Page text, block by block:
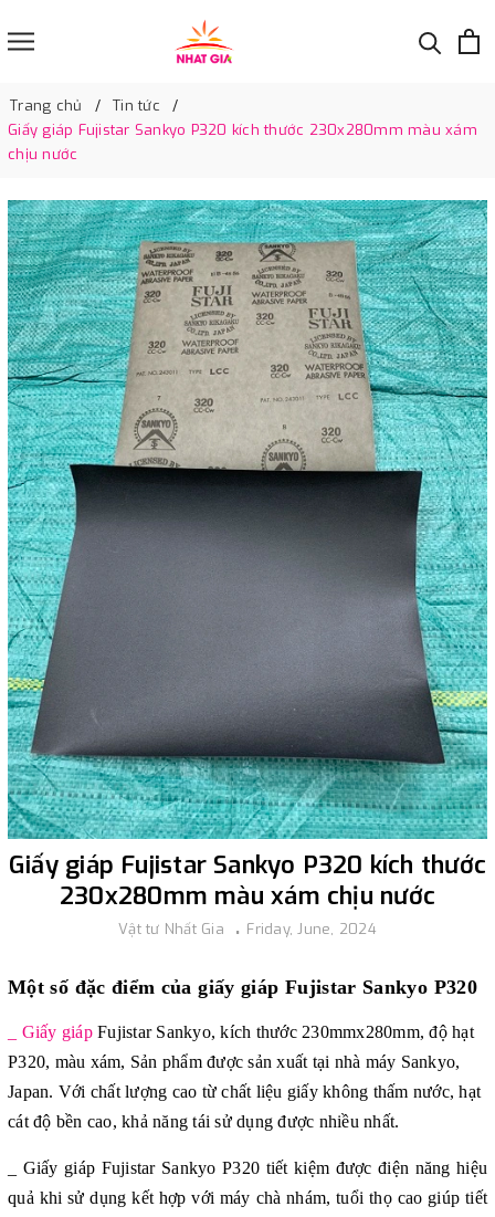
Trang chủ
Tin tức
Giấy giáp Fujistar Sankyo P320 kích thước 230x280mm màu xám
chịu nước
Giấy giáp Fujistar Sankyo P320 kích thước
230x280mm màu xám chịu nước
Vật tư Nhất Gia Friday, June, 2024
Một số đặc điểm của giấy giáp Fujistar Sankyo P320
_ Giấy giáp Fujistar Sankyo, kích thước 230mmx280mm, độ hạt
P320, màu xám, Sản phẩm được sản xuất tại nhà máy Sankyo,
Japan. Với chất lượng cao từ chất liệu giấy không thấm nước, hạt
cát độ bền cao, khả năng tái sử dụng được nhiều nhất.
_ Giấy giáp Fujistar Sankyo P320 tiết kiệm được điện năng hiệu
quả khi sử dụng kết hợp với máy chà nhám, tuổi thọ cao giúp tiết